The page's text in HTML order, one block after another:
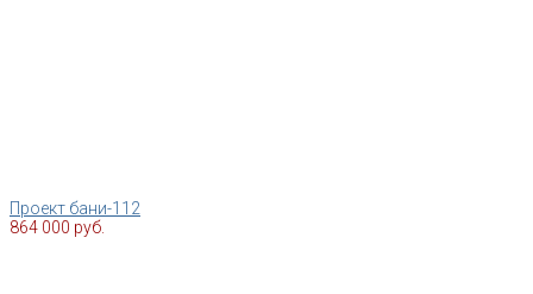
Проект бани-112
864 000 руб.